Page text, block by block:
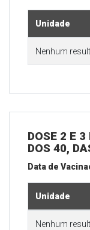
Unidade
Nenhum
DOSE 2 E
DOS 40,
Data de
Unidade
Nenhum